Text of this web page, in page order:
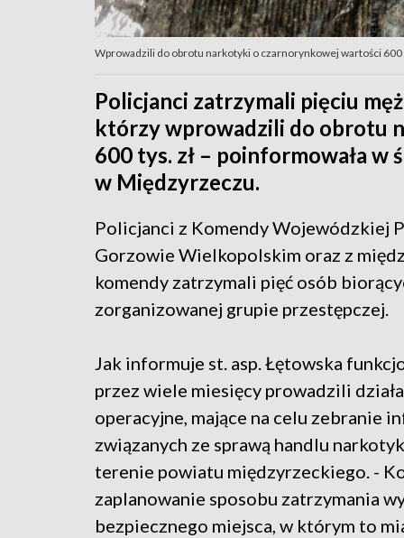
Wprowadzili do obrotu narkotyki o czarnorynkowej wartości 600
Policjanci zatrzymali pięciu
którzy wprowadzili do obrotu
600 tys. zł – poinformowała w
w Międzyrzeczu.
Policjanci z Komendy Wojewódzkiej
Gorzowie Wielkopolskim oraz z
komendy zatrzymali pięć osób
zorganizowanej grupie przestępczej.
Jak informuje st. asp. Łętowska
przez wiele miesięcy prowadzili
operacyjne, mające na celu zebranie
związanych ze sprawą handlu
terenie powiatu międzyrzeckiego. -
zaplanowanie sposobu zatrzymania
bezpiecznego miejsca, w którym to